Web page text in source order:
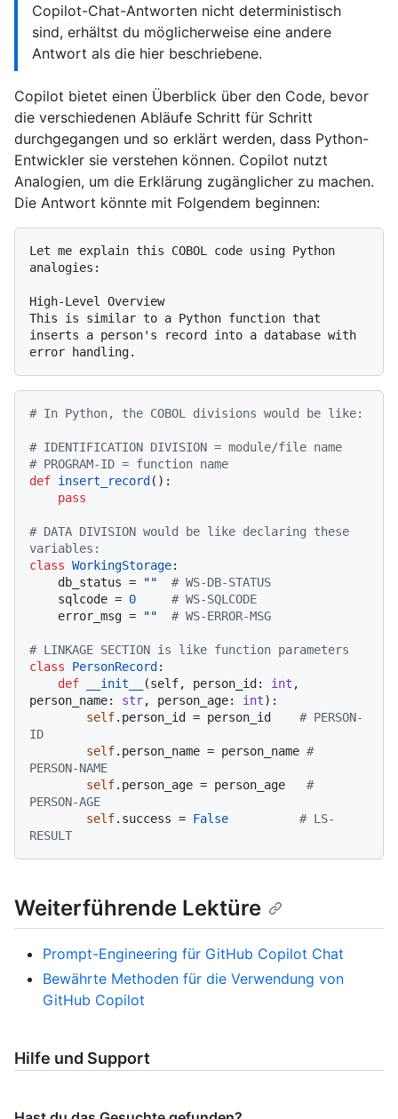
Copilot-Chat-Antworten nicht deterministisch
sind, erhältst du möglicherweise eine andere
Antwort als die hier beschriebene.
Copilot bietet einen Überblick über den Code, bevor
die verschiedenen Abläufe Schritt für Schritt
durchgegangen und so erklärt werden, dass Python-
Entwickler sie verstehen können. Copilot nutzt
Analogien, um die Erklärung zugänglicher zu machen.
Die Antwort könnte mit Folgendem beginnen:
Let me explain this COBOL code using Python
analogies:
High-Level Overview
This is similar to a Python function that
inserts a person's record into a database with
# In Python, the COBOL divisions would be like:
# IDENTIFICATION DIVISION = module/file name
# PROGRAM-ID = function name
def insert_record():
pass
# DATA DIVISION would be like declaring these
variables:
class WorkingStorage:
    db_status =
""
# WS-DB-STATUS
    sqlcode =
0
# WS-SQLCODE
    error_msg =
"" # WS-ERROR-MSG
# LINKAGE SECTION is like function parameters
class
PersonRecord:
def
__init__ (self, person_id: int ,
person_name: str, person_age: int):
self.person_id = person_id # PERSON-
ID
self.person_name = person_name #
PERSON-NAME
self.person_age = person_age #
PERSON-AGE
self.success = False
# LS-
RESULT
Weiterführende Lektüre
Prompt-Engineering für GitHub Copilot Chat
Bewährte Methoden für die Verwendung von
GitHub Copilot
Hilfe und Support